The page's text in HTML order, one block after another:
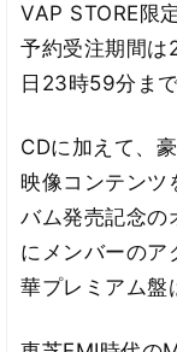
VAP STORE限
予約受注期間
日23時59分まで
CDに加えて、
映像コンテンツ
バム発売記念の
にメンバーのア
華プレミアム盤